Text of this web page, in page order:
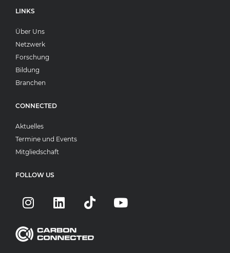
LINKS
Über Uns
Netzwerk
Forschung
Bildung
Branchen
CONNECTED
Aktuelles
Termine und Events
Mitgliedschaft
FOLLOW US